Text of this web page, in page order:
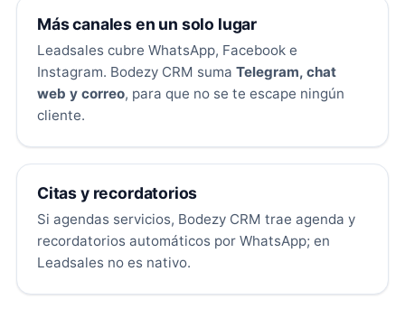
Más canales en un solo lugar
Leadsales cubre WhatsApp, Facebook e
Instagram. Bodezy CRM suma Telegram, chat
web y correo, para que no se te escape ningún
cliente.
Citas y recordatorios
Si agendas servicios, Bodezy CRM trae agenda y
recordatorios automáticos por WhatsApp; en
Leadsales no es nativo.